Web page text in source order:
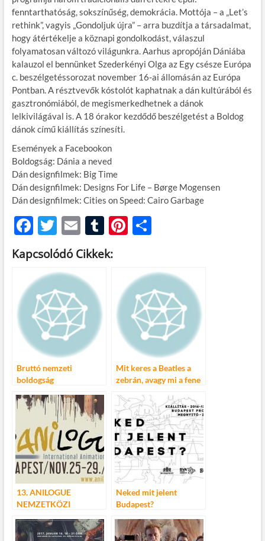
fenntarthatóság, sokszínűség, demokrácia. Mottója – a „Let’s
rethink”, vagyis „Gondoljuk újra” – arra buzdítja a társadalmat,
hogy átértékelje a köznapi gondolkodást, válaszul
folyamatosan változó világunkra. Aarhus apropóján Dániába
kalauzol el bennünket Szederkényi Olga az Egy csésze Európa
c. beszélgetéssorozat november 16-ai állomásán az Európa
Pontban. A résztvevők kóstolót kaphatnak a dán kultúrából és
gasztronómiából, de megismerkedhetnek a dánok
lelkivilágával is. A 18 órakor kezdődő beszélgetést a Boldog
dánok című kiállítás színesíti.
Események a Facebookon
Boldogság: Dánia a neved
Dán designfilmek: Big Time
Dán designfilmek: Designs For Life – Børge Mogensen
Dán designfilmek: Cities on Speed: Cairo Garbage
F
ac
e
b
o
o
k
T
w
itt
er
E
m
ail
T
u
m
Pi
es
O
m
e
g
Kapcsolódó Cikkek:
Bruttó nemzeti
boldogság
Mit keres a Beatles a
zebrán, avagy mi a fene
Alternative?
13. ANILOGUE
NEMZETKÖZI
FILMFESZTIVÁL
Neked mit jelent
Budapest?